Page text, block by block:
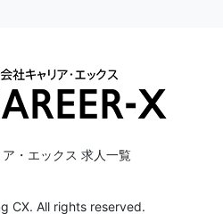
・エックス 求人一覧
CX. All rights reserved.